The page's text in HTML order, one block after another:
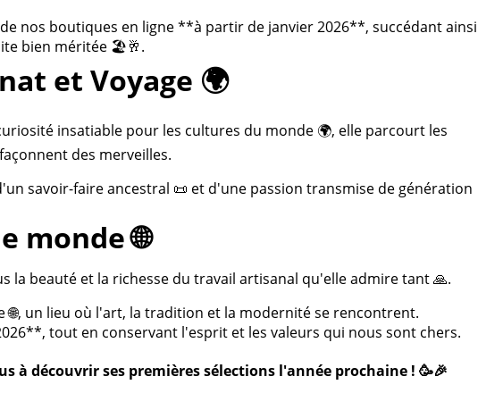
nos boutiques en ligne **à partir de janvier 2026**, succédant ainsi
bien méritée 🏖️🥂.
et Voyage 🌍
insatiable pour les cultures du monde 🌍, elle parcourt les
des merveilles.
savoir-faire ancestral 📜 et d'une passion transmise de génération
monde 🌐
la beauté et la richesse du travail artisanal qu'elle admire tant 🙏.
un lieu où l'art, la tradition et la modernité se rencontrent.
tout en conservant l'esprit et les valeurs qui nous sont chers.
découvrir ses premières sélections l'année prochaine ! 🥳🎉